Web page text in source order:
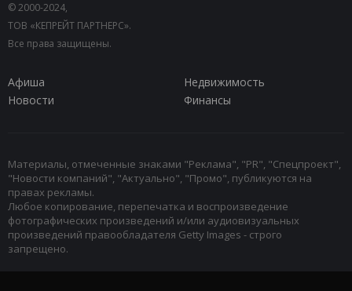
© 2000-2024,
ТОВ «КЕПРЕЙТ ПАРТНЕРС».
Все права защищены.
Афиша
Недвижимость
Новости
Финансы
Материалы, отмеченные знаками "Реклама", "PR", "Спецпроект",
"Новости компаний", "Актуально", "Промо", публикуются на
правах рекламы.
Любое копирование, перепечатка и воспроизведение
фотографических произведений и/или аудиовизуальных
произведений правообладателя Getty Images - строго
запрещено.